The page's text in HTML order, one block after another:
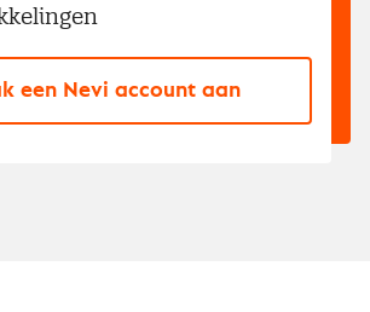
een Nevi account aan